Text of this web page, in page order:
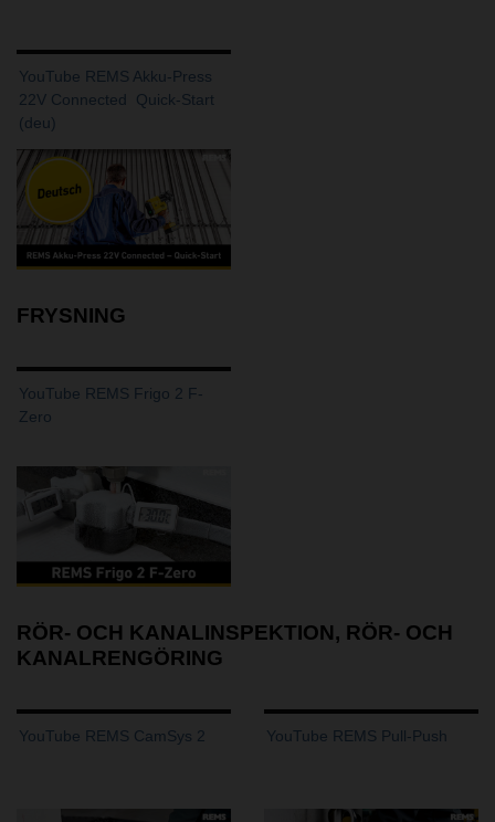
YouTube REMS Akku-Press
22V Connected  Quick-Start
(deu)
FRYSNING
YouTube REMS Frigo 2 F-
Zero
RÖR- OCH KANALINSPEKTION, RÖR- OCH
KANALRENGÖRING
YouTube REMS CamSys 2 YouTube REMS Pull-Push